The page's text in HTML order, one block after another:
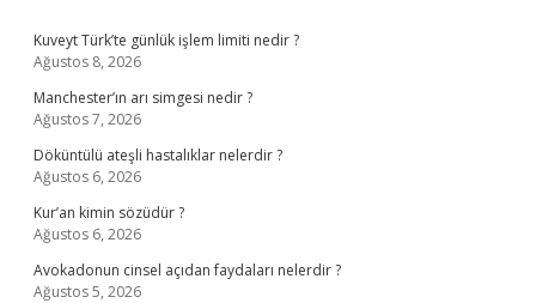
Kuveyt Türk’te günlük işlem limiti nedir ?
Ağustos 8, 2026
Manchester’ın arı simgesi nedir ?
Ağustos 7, 2026
Döküntülü ateşli hastalıklar nelerdir ?
Ağustos 6, 2026
Kur’an kimin sözüdür ?
Ağustos 6, 2026
Avokadonun cinsel açıdan faydaları nelerdir ?
Ağustos 5, 2026